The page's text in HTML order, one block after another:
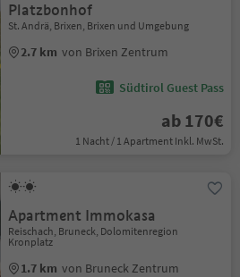
Platzbonhof
St. Andrä, Brixen, Brixen und Umgebung
2.7 km von Brixen Zentrum
Südtirol Guest Pass
ab 170€
1 Nacht / 1 Apartment Inkl. MwSt.
Apartment Immokasa
Reischach, Bruneck, Dolomitenregion
Kronplatz
1.7 km von Bruneck Zentrum